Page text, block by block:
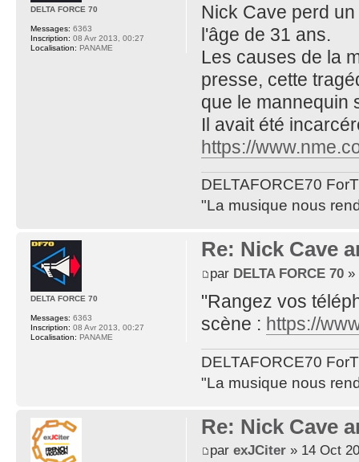
Nick Cave perd
l'âge de 31 ans.
Les causes de la
presse, cette
que le mannequin
Il avait été
https://
DELTAFORCE70
"La musique nous
DELTA FORCE 70
Messages: 6363
Inscription: 08 Avr 2013, 00:27
Localisation: PANAME
Re: Nick Cave
par DELTA FORCE 70»
"Rangez vos
scène : https://
DELTAFORCE70
"La musique nous
DELTA FORCE 70
Messages: 6363
Inscription: 08 Avr 2013, 00:27
Localisation: PANAME
Re: Nick Cave
par exJCiter» 14 Oct